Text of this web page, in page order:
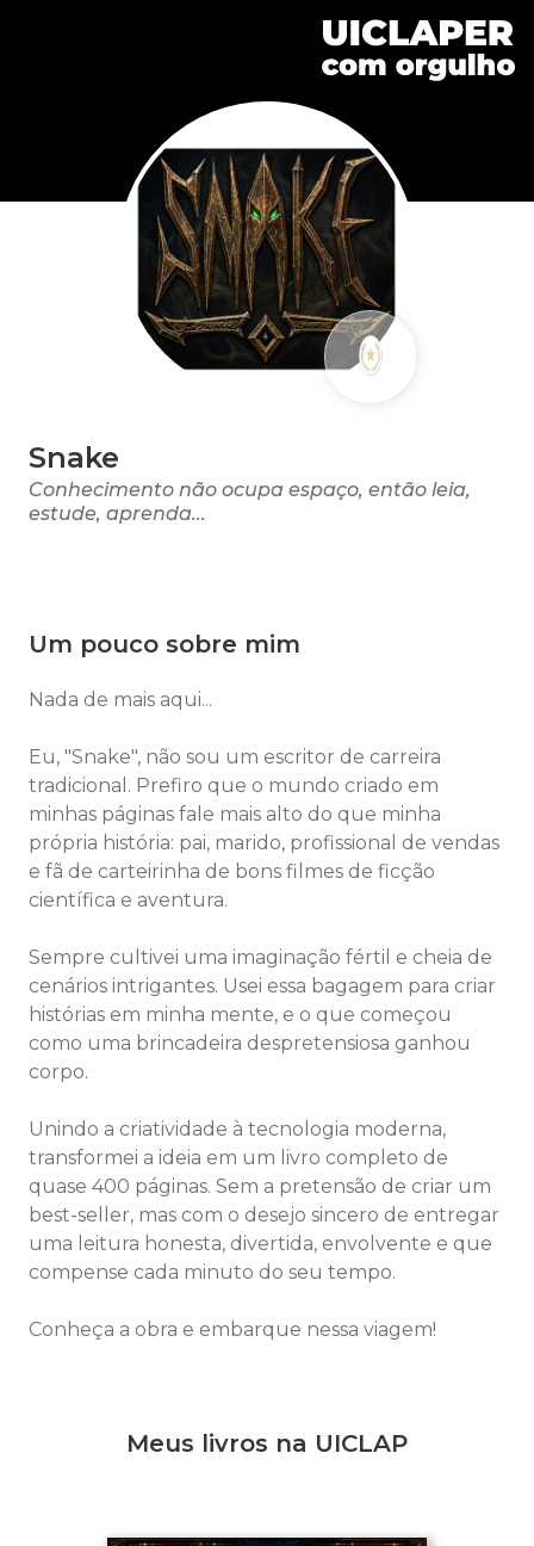
Snake
Conhecimento não ocupa espaço, então leia,
estude, aprenda...
Um pouco sobre mim
Nada de mais aqui...
Eu, "Snake", não sou um escritor de carreira
tradicional. Prefiro que o mundo criado em
minhas páginas fale mais alto do que minha
própria história: pai, marido, profissional de vendas
e fã de carteirinha de bons filmes de ficção
científica e aventura.
Sempre cultivei uma imaginação fértil e cheia de
cenários intrigantes. Usei essa bagagem para criar
histórias em minha mente, e o que começou
como uma brincadeira despretensiosa ganhou
corpo.
Unindo a criatividade à tecnologia moderna,
transformei a ideia em um livro completo de
quase 400 páginas. Sem a pretensão de criar um
best-seller, mas com o desejo sincero de entregar
uma leitura honesta, divertida, envolvente e que
compense cada minuto do seu tempo.
Conheça a obra e embarque nessa viagem!
Meus livros na UICLAP